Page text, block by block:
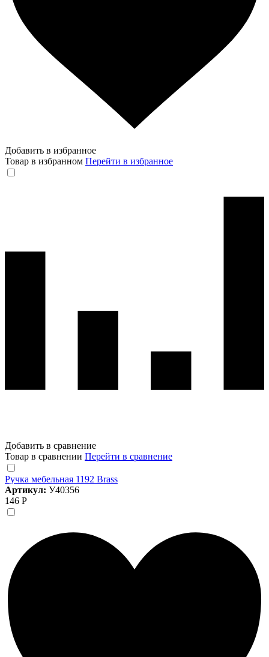
Добавить в избранное
Товар в избранном Перейти в избранное
Добавить в сравнение
Товар в сравнении Перейти в сравнение
Ручка мебельная 1192 Brass
Артикул: У40356
146 Р